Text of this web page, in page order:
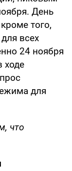
День
того,
всех
24 ноября
ходе
для
что